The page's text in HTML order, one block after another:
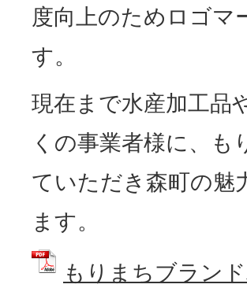
度向上のためロゴマ
す。
現在まで水産加工品
くの事業者様に、
ていただき森町の魅
ます。
もりまちブラン